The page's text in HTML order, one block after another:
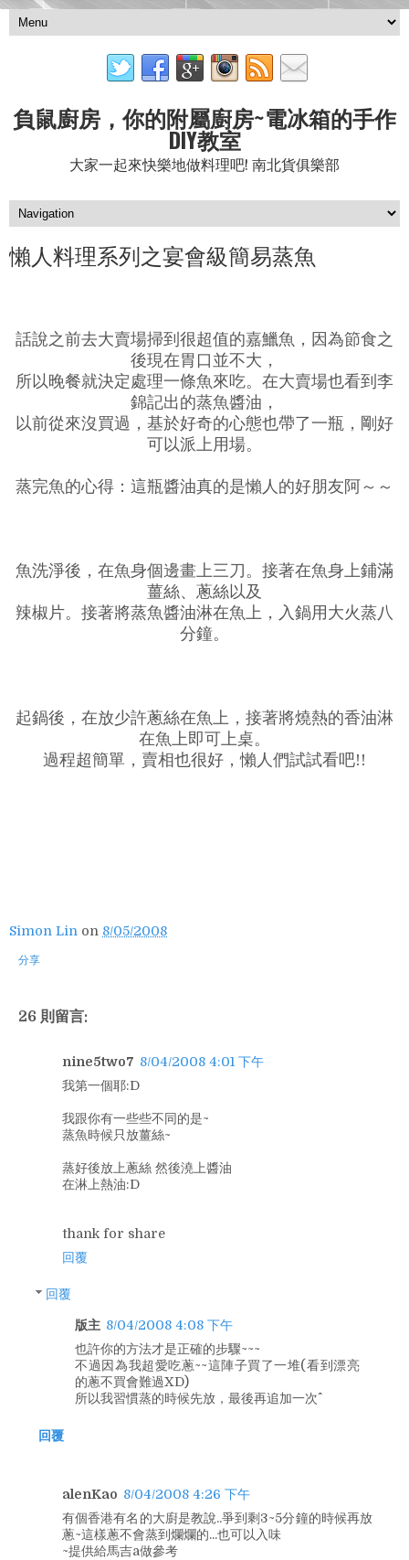
負鼠廚房，你的附屬廚房~電冰箱的手作
DIY教室
大家一起來快樂地做料理吧! 南北貨俱樂部
懶人料理系列之宴會級簡易蒸魚
話說之前去大賣場掃到很超值的嘉鱲魚，因為節食之
後現在胃口並不大，
所以晚餐就決定處理一條魚來吃。在大賣場也看到李
錦記出的蒸魚醬油，
以前從來沒買過，基於好奇的心態也帶了一瓶，剛好
可以派上用場。
蒸完魚的心得：這瓶醬油真的是懶人的好朋友阿～～
魚洗淨後，在魚身個邊畫上三刀。接著在魚身上鋪滿
薑絲、蔥絲以及
辣椒片。接著將蒸魚醬油淋在魚上，入鍋用大火蒸八
分鐘。
起鍋後，在放少許蔥絲在魚上，接著將燒熱的香油淋
在魚上即可上桌。
過程超簡單，賣相也很好，懶人們試試看吧!!
Simon Lin on 8/05/2008
分享
26 則留言:
nine5two7 8/04/2008 4:01 下午
我第一個耶:D
我跟你有一些些不同的是~
蒸魚時候只放薑絲~
蒸好後放上蔥絲 然後澆上醬油
在淋上熱油:D
thank for share
回覆
回覆
版主 8/04/2008 4:08 下午
也許你的方法才是正確的步驟~~~
不過因為我超愛吃蔥~~這陣子買了一堆(看到漂亮
的蔥不買會難過XD)
所以我習慣蒸的時候先放，最後再追加一次^^
回覆
alenKao 8/04/2008 4:26 下午
有個香港有名的大廚是教說..爭到剩3~5分鐘的時候再放
蔥~這樣蔥不會蒸到爛爛的...也可以入味
~提供給馬吉a做參考